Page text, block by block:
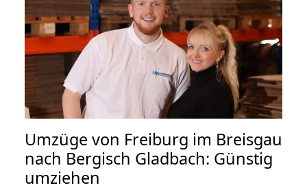
Umzüge von Freiburg im Breisgau
nach Bergisch Gladbach: Günstig
umziehen